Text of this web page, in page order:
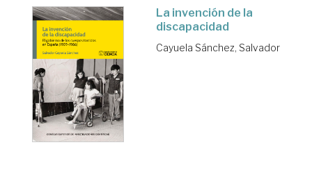
La invención de la
discapacidad
Cayuela Sánchez, Salvador